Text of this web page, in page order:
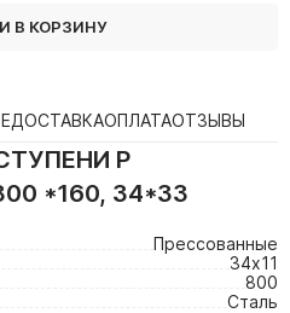
В КОРЗИНУ
ДОСТАВКАОПЛАТАОТЗЫВЫ
P
*160, 34*33
Прессованные
34х11
800
Сталь